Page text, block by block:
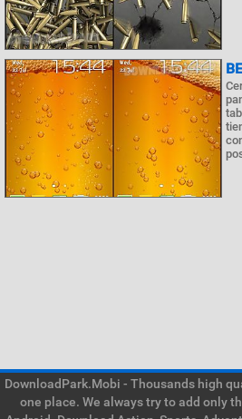
DownloadPark.Mobi - Thousands high
one place. We always try to add only